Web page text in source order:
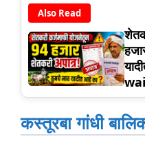
Also Read
कस्तूरबा गांधी